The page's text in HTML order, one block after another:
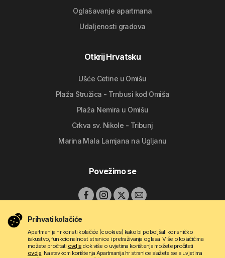
Oglašavanje apartmana
Udaljenosti gradova
Otkrij Hrvatsku
Ušće Cetine u Omišu
Plaža Stružica - Trnbusi kod Omiša
Plaža Nemira u Omišu
Crkva sv. Nikole - Tribunj
Marina Mala Lamjana na Ugljanu
Povežimo se
Prihvati kolačiće
Apartmanija.hr koristi kolačiće (cookies) kako bi poboljšali korisničko
iskustvo, funkcionalnost stranice i pretraživanja oglasa. Više o kolačićima
možete pročitati ovdje dok više o uvjetima korištenja možete pročitati
ovdje. Nastavkom korištenja Apartmanija.hr stranice slažete se s uvjetima